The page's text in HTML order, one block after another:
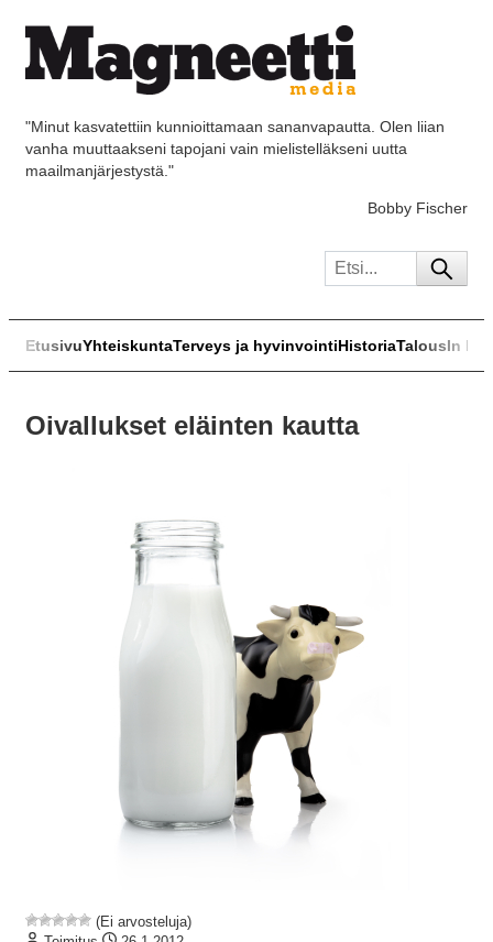
"Minut kasvatettiin kunnioittamaan sananvapautta. Olen liian
vanha muuttaakseni tapojani vain mielistelläkseni uutta
maailmanjärjestystä."
Bobby Fischer
EtusivuYhteiskuntaTerveys ja hyvinvointiHistoriaTalousIn
Oivallukset eläinten kautta
(Ei arvosteluja)